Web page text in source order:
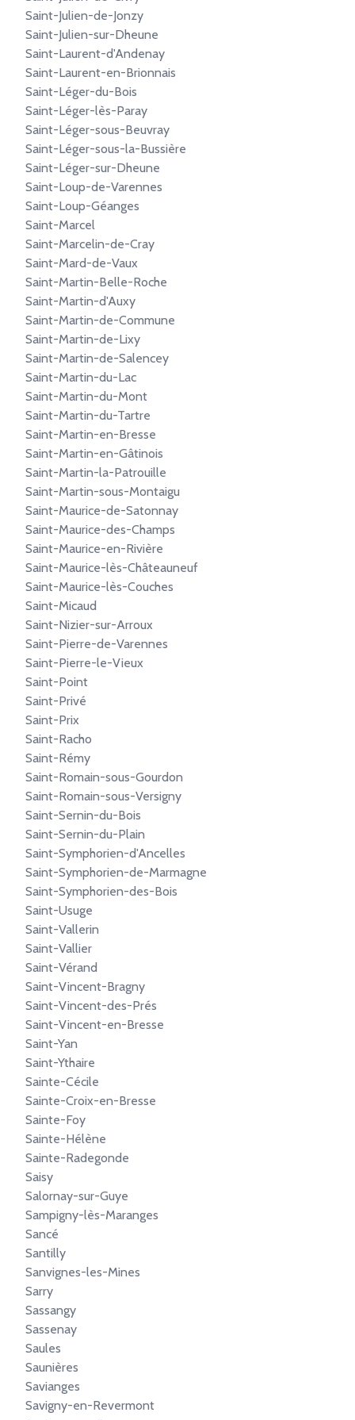
Saint-Julien-de-Jonzy
Saint-Julien-sur-Dheune
Saint-Laurent-d'Andenay
Saint-Laurent-en-Brionnais
Saint-Léger-du-Bois
Saint-Léger-lès-Paray
Saint-Léger-sous-Beuvray
Saint-Léger-sous-la-Bussière
Saint-Léger-sur-Dheune
Saint-Loup-de-Varennes
Saint-Loup-Géanges
Saint-Marcel
Saint-Marcelin-de-Cray
Saint-Mard-de-Vaux
Saint-Martin-Belle-Roche
Saint-Martin-d'Auxy
Saint-Martin-de-Commune
Saint-Martin-de-Lixy
Saint-Martin-de-Salencey
Saint-Martin-du-Lac
Saint-Martin-du-Mont
Saint-Martin-du-Tartre
Saint-Martin-en-Bresse
Saint-Martin-en-Gâtinois
Saint-Martin-la-Patrouille
Saint-Martin-sous-Montaigu
Saint-Maurice-de-Satonnay
Saint-Maurice-des-Champs
Saint-Maurice-en-Rivière
Saint-Maurice-lès-Châteauneuf
Saint-Maurice-lès-Couches
Saint-Micaud
Saint-Nizier-sur-Arroux
Saint-Pierre-de-Varennes
Saint-Pierre-le-Vieux
Saint-Point
Saint-Privé
Saint-Prix
Saint-Racho
Saint-Rémy
Saint-Romain-sous-Gourdon
Saint-Romain-sous-Versigny
Saint-Sernin-du-Bois
Saint-Sernin-du-Plain
Saint-Symphorien-d'Ancelles
Saint-Symphorien-de-Marmagne
Saint-Symphorien-des-Bois
Saint-Usuge
Saint-Vallerin
Saint-Vallier
Saint-Vérand
Saint-Vincent-Bragny
Saint-Vincent-des-Prés
Saint-Vincent-en-Bresse
Saint-Yan
Saint-Ythaire
Sainte-Cécile
Sainte-Croix-en-Bresse
Sainte-Foy
Sainte-Hélène
Sainte-Radegonde
Saisy
Salornay-sur-Guye
Sampigny-lès-Maranges
Sancé
Santilly
Sanvignes-les-Mines
Sarry
Sassangy
Sassenay
Saules
Saunières
Savianges
Savigny-en-Revermont